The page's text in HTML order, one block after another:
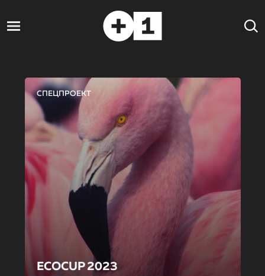
СПЕЦПРОЕКТ
ECOCUP 2023